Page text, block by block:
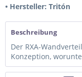
• Hersteller: Tritón
Beschreibung
Der RXA-
Konzeption,